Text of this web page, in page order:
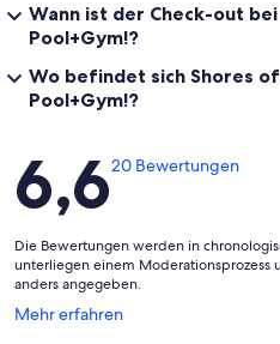
Wann ist der Check-out
Pool+Gym!?
Wo befindet sich Shores
Pool+Gym!?
Bewertungen
6,620 Bewertungen
Die Bewertungen werden in
unterliegen einem Moderationsprozess
anders angegeben.
Mehr erfahren
Wird